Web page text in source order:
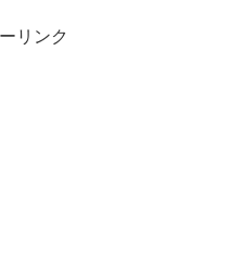
リンク